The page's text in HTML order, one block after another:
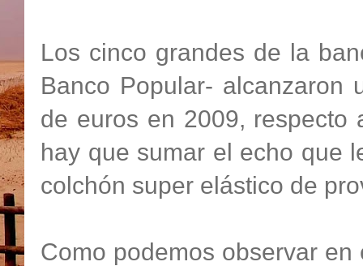
Los cinco grandes de la
Banco Popular- alcanzaron
de euros en 2009,
hay que sumar el echo que
colchón super elástico de
Como podemos observar